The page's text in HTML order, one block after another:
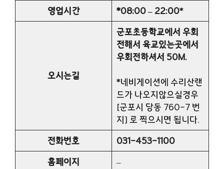
영업시간
*08:00 – 22:00*
오시는길
군포초등학교에서 우회
전해서 육교있는곳에서
우회전하셔서 50M.
*네비게이션에 수리산랜
드가 나오지않으실경우
[군포시 당동 760-7 번
지] 로 찍으시면 됩니다.
전화번호
031-453-1100
홈페이지
–